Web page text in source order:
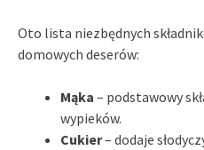
Oto lista niezbędnych
domowych deserów:
Mąka – podstawowy
wypieków.
Cukier– dodaje